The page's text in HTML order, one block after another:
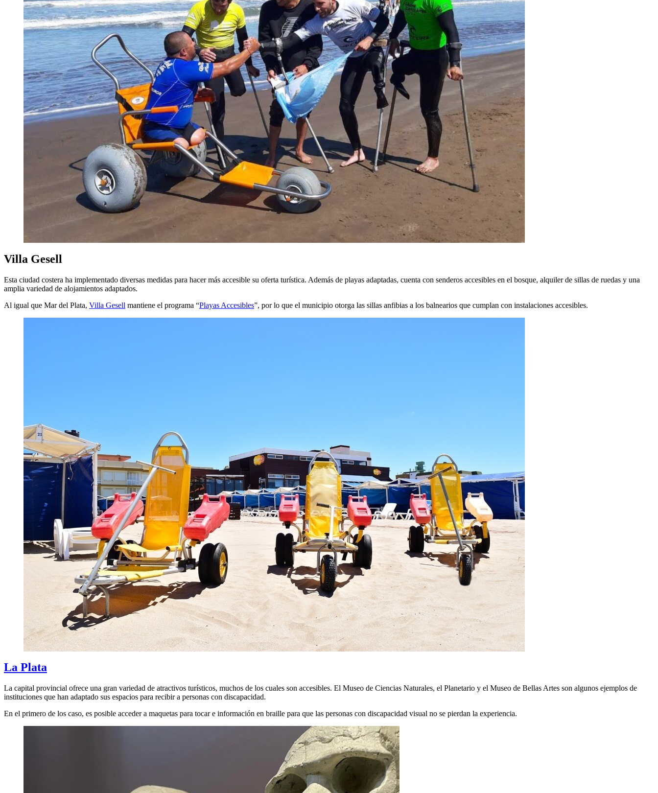
Villa Gesell
Esta ciudad costera ha implementado diversas medidas para hacer más accesible su oferta turística. Además de playas adaptadas, cuenta con senderos accesibles en el bosque, alquiler de sillas de ruedas y una
amplia variedad de alojamientos adaptados.
Al igual que Mar del Plata, Villa Gesell mantiene el programa “Playas Accesibles”, por lo que el municipio otorga las sillas anfibias a los balnearios que cumplan con instalaciones accesibles.
La Plata
La capital provincial ofrece una gran variedad de atractivos turísticos, muchos de los cuales son accesibles. El Museo de Ciencias Naturales, el Planetario y el Museo de Bellas Artes son algunos ejemplos de
instituciones que han adaptado sus espacios para recibir a personas con discapacidad.
En el primero de los caso, es posible acceder a maquetas para tocar e información en braille para que las personas con discapacidad visual no se pierdan la experiencia.